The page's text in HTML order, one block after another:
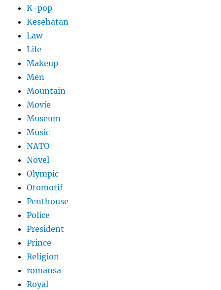
K-pop
Kesehatan
Law
Life
Makeup
Men
Mountain
Movie
Museum
Music
NATO
Novel
Olympic
Otomotif
Penthouse
Police
President
Prince
Religion
romansa
Royal